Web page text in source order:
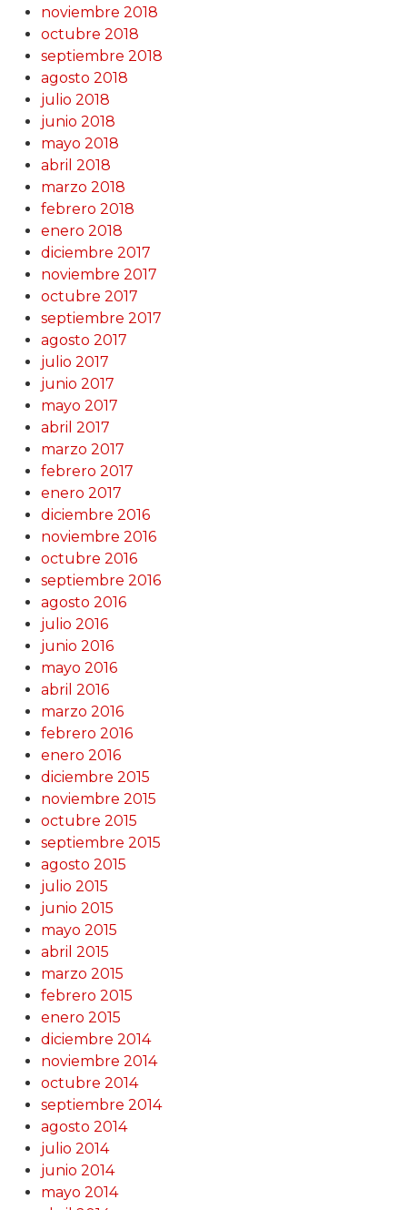
noviembre 2018
octubre 2018
septiembre 2018
agosto 2018
julio 2018
junio 2018
mayo 2018
abril 2018
marzo 2018
febrero 2018
enero 2018
diciembre 2017
noviembre 2017
octubre 2017
septiembre 2017
agosto 2017
julio 2017
junio 2017
mayo 2017
abril 2017
marzo 2017
febrero 2017
enero 2017
diciembre 2016
noviembre 2016
octubre 2016
septiembre 2016
agosto 2016
julio 2016
junio 2016
mayo 2016
abril 2016
marzo 2016
febrero 2016
enero 2016
diciembre 2015
noviembre 2015
octubre 2015
septiembre 2015
agosto 2015
julio 2015
junio 2015
mayo 2015
abril 2015
marzo 2015
febrero 2015
enero 2015
diciembre 2014
noviembre 2014
octubre 2014
septiembre 2014
agosto 2014
julio 2014
junio 2014
mayo 2014